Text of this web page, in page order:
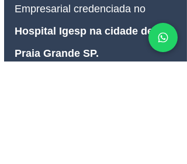
Empresarial credenciada no
Hospital Igesp na cidade de de
Praia Grande SP.